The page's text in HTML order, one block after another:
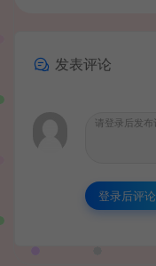
发表评论
登录后评论